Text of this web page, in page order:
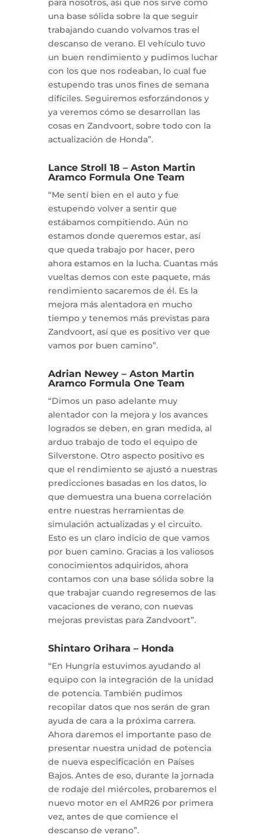
para nosotros, así que nos sirve como
una base sólida sobre la que seguir
trabajando cuando volvamos tras el
descanso de verano. El vehículo tuvo
un buen rendimiento y pudimos luchar
con los que nos rodeaban, lo cual fue
estupendo tras unos fines de semana
difíciles. Seguiremos esforzándonos y
ya veremos cómo se desarrollan las
cosas en Zandvoort, sobre todo con la
actualización de Honda”.
Lance Stroll 18 – Aston Martin
Aramco Formula One Team
“Me sentí bien en el auto y fue
estupendo volver a sentir que
estábamos compitiendo. Aún no
estamos donde queremos estar, así
que queda trabajo por hacer, pero
ahora estamos en la lucha. Cuantas más
vueltas demos con este paquete, más
rendimiento sacaremos de él. Es la
mejora más alentadora en mucho
tiempo y tenemos más previstas para
Zandvoort, así que es positivo ver que
vamos por buen camino”.
Adrian Newey – Aston Martin
Aramco Formula One Team
“Dimos un paso adelante muy
alentador con la mejora y los avances
logrados se deben, en gran medida, al
arduo trabajo de todo el equipo de
Silverstone. Otro aspecto positivo es
que el rendimiento se ajustó a nuestras
predicciones basadas en los datos, lo
que demuestra una buena correlación
entre nuestras herramientas de
simulación actualizadas y el circuito.
Esto es un claro indicio de que vamos
por buen camino. Gracias a los valiosos
conocimientos adquiridos, ahora
contamos con una base sólida sobre la
que trabajar cuando regresemos de las
vacaciones de verano, con nuevas
mejoras previstas para Zandvoort”.
Shintaro Orihara – Honda
“En Hungría estuvimos ayudando al
equipo con la integración de la unidad
de potencia. También pudimos
recopilar datos que nos serán de gran
ayuda de cara a la próxima carrera.
Ahora daremos el importante paso de
presentar nuestra unidad de potencia
de nueva especificación en Países
Bajos. Antes de eso, durante la jornada
de rodaje del miércoles, probaremos el
nuevo motor en el AMR26 por primera
vez, antes de que comience el
descanso de verano”.